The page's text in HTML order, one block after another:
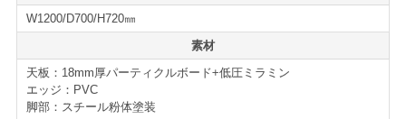
オフィスへの導入はもちろん、在宅ワークにもおすすめ
デスクの新増設・買い替えの際には是非ご検討下さい。
仕様
W1200/D700/H720㎜
素材
天板：18mm厚パーティクルボード+低圧ミラミン
エッジ：PVC
脚部：スチール粉体塗装